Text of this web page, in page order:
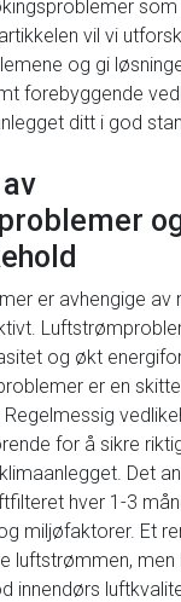
som
vil vi
og gi
forebyggende
ditt i god
er avhengige av
og økt
er en
for å sikre
Det
hver 1-3
miljøfaktorer. Et
luftstrømmen, men
innendørs